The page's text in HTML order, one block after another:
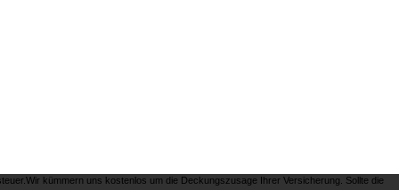
kümmern uns kostenlos um die Deckungszusage Ihrer Versicherung. Sollte die